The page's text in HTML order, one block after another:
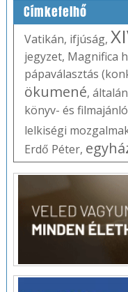
Címkefelhő
Vatikán, ifjúság,
jegyzet, Magnifica
pápaválasztás
ökumené,
könyv- és filmajánló
lelkiségi
Erdő Péter,